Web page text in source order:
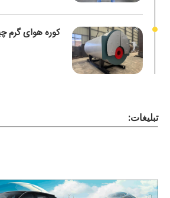
کوره هوای گرم
تبلیغات: